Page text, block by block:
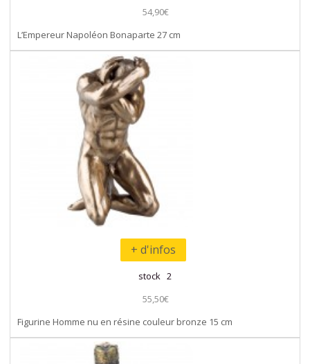
54,90€
L’Empereur Napoléon Bonaparte 27 cm
+ d'infos
stock 2
55,50€
Figurine Homme nu en résine couleur bronze 15 cm